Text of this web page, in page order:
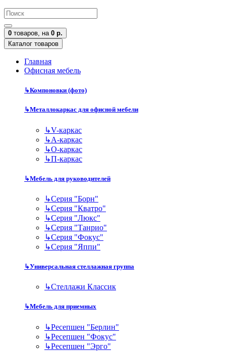
0 товаров, на 0 р.
Каталог товаров
Главная
Офисная мебель
↳Компоновки (фото)
↳Металлокаркас для офисной мебели
↳V-каркас
↳А-каркас
↳О-каркас
↳П-каркас
↳Мебель для руководителей
↳Серия "Борн"
↳Серия "Кватро"
↳Серия "Люкс"
↳Серия "Танрио"
↳Серия "Фокус"
↳Серия "Яппи"
↳Универсальная стеллажная группа
↳Стеллажи Классик
↳Мебель для приемных
↳Ресепшен "Берлин"
↳Ресепшен "Фокус"
↳Ресепшен "Эрго"